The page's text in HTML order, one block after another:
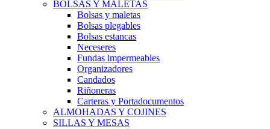
BOLSAS Y MALETAS
Bolsas y maletas
Bolsas plegables
Bolsas estancas
Neceseres
Fundas impermeables
Organizadores
Candados
Riñoneras
Carteras y Portadocumentos
ALMOHADAS Y COJINES
SILLAS Y MESAS